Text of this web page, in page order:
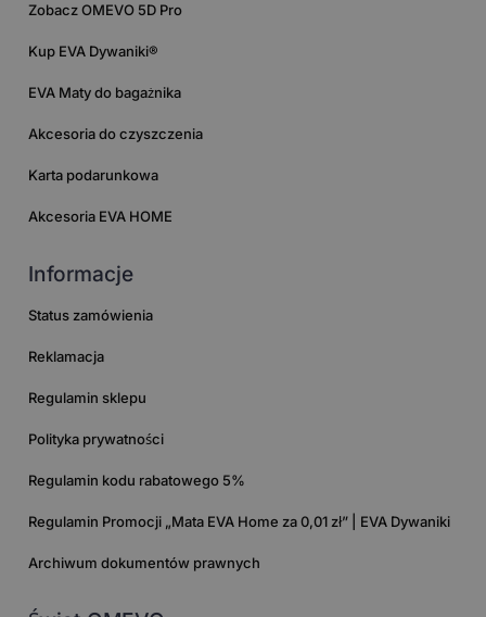
Zobacz OMEVO 5D Pro
Kup EVA Dywaniki®
EVA Maty do bagażnika
Akcesoria do czyszczenia
Karta podarunkowa
Akcesoria EVA HOME
Informacje
Status zamówienia
Reklamacja
Regulamin sklepu
Polityka prywatności
Regulamin kodu rabatowego 5%
Regulamin Promocji „Mata EVA Home za 0,01 zł” | EVA Dywaniki
Archiwum dokumentów prawnych